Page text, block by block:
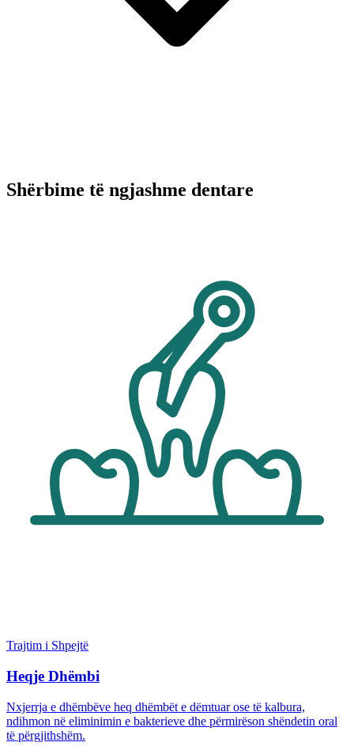
Shërbime të ngjashme dentare
Trajtim i Shpejtë
Heqje Dhëmbi
Nxjerrja e dhëmbëve heq dhëmbët e dëmtuar ose të kalbura,
ndihmon në eliminimin e bakterieve dhe përmirëson shëndetin oral
të përgjithshëm.